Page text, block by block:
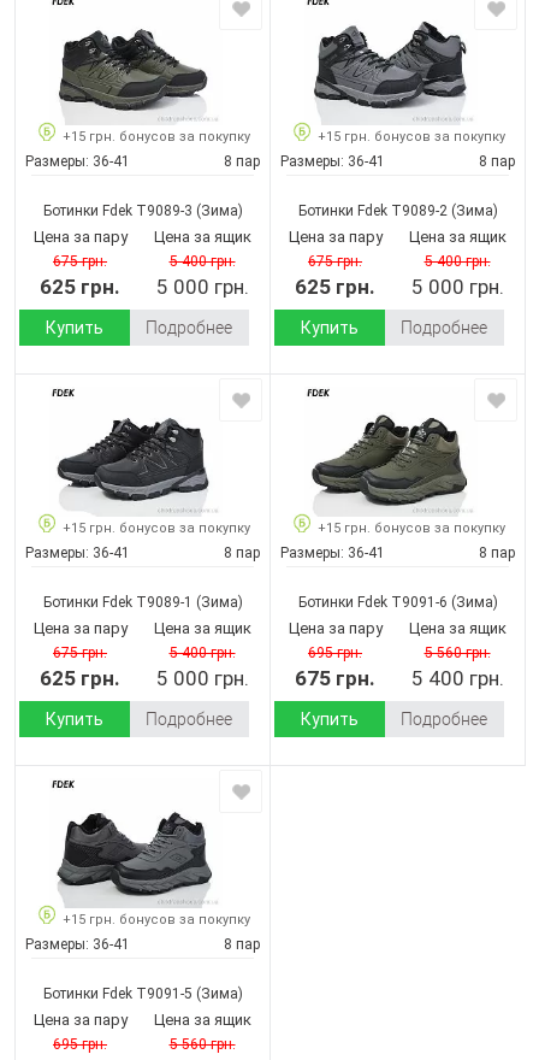
+15 грн. бонусов за покупку
Размеры: 36-41 8 пар
Ботинки Fdek T9089-3 (Зима)
Цена за пару
675 грн.
625 грн.
Цена за ящик
5 400 грн.
5 000 грн.
Купить Подробнее
+15 грн. бонусов за покупку
Размеры: 36-41 8 пар
Ботинки Fdek T9089-2(Зима)
Цена за пару
675 грн.
625 грн.
Цена за ящик
5 400 грн.
5 000 грн.
Купить Подробнее
+15 грн. бонусов за покупку
Размеры: 36-41 8 пар
Ботинки Fdek T9089-1 (Зима)
Цена за пару
675 грн.
625 грн.
Цена за ящик
5 400 грн.
5 000 грн.
Купить Подробнее
+15 грн. бонусов за покупку
Размеры: 36-41 8 пар
Ботинки Fdek T9091-6 (Зима)
Цена за пару
695 грн.
675 грн.
Цена за ящик
5 560 грн.
5 400 грн.
Купить Подробнее
+15 грн. бонусов за покупку
Размеры: 36-41 8 пар
Ботинки Fdek T9091-5 (Зима)
Цена за пару
695 грн.
Цена за ящик
5 560 грн.